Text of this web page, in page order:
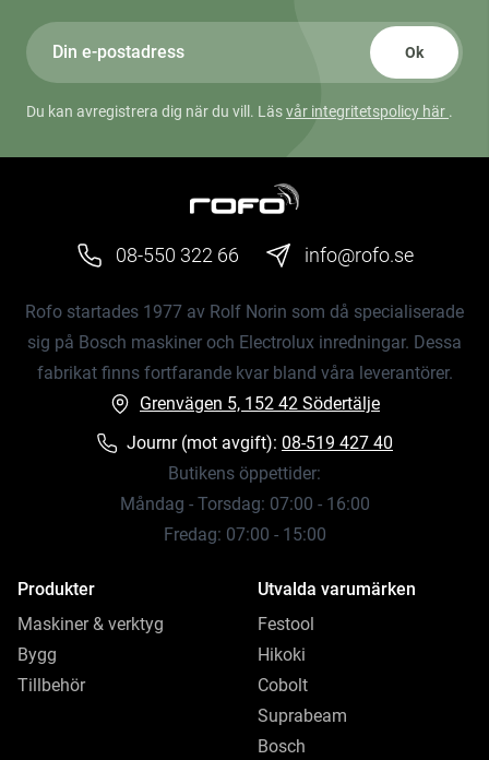
Ok
Du kan avregistrera dig när du vill. Läsvår integritetspolicy här .
08-550 322 66 info@rofo.se
Rofo startades 1977 av Rolf Norin som då specialiserade
sig på Bosch maskiner och Electrolux inredningar. Dessa
fabrikat finns fortfarande kvar bland våra leverantörer.
Grenvägen 5, 152 42 Södertälje
Journr (mot avgift): 08-519 427 40
Butikens öppettider:
Måndag - Torsdag: 07:00 - 16:00
Fredag: 07:00 - 15:00
Produkter
Maskiner & verktyg
Bygg
Tillbehör
Utvalda varumärken
Festool
Hikoki
Cobolt
Suprabeam
Bosch